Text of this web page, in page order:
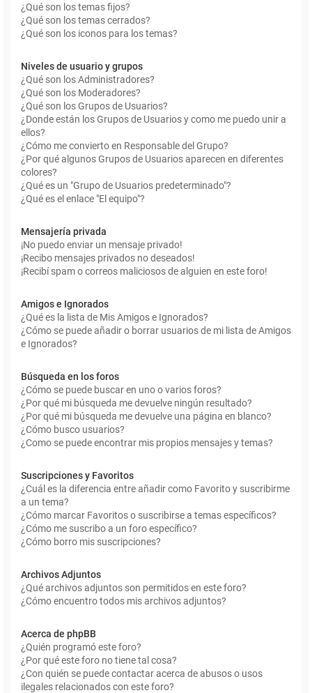
¿Qué son los temas fijos?
¿Qué son los temas cerrados?
¿Qué son los iconos para los temas?
Niveles de usuario y grupos
¿Qué son los Administradores?
¿Qué son los Moderadores?
¿Qué son los Grupos de Usuarios?
¿Donde están los Grupos de Usuarios y como me puedo unir a
ellos?
¿Cómo me convierto en Responsable del Grupo?
¿Por qué algunos Grupos de Usuarios aparecen en diferentes
colores?
¿Qué es un "Grupo de Usuarios predeterminado"?
¿Qué es el enlace "El equipo"?
Mensajería privada
¡No puedo enviar un mensaje privado!
¡Recibo mensajes privados no deseados!
¡Recibí spam o correos maliciosos de alguien en este foro!
Amigos e Ignorados
¿Qué es la lista de Mis Amigos e Ignorados?
¿Cómo se puede añadir o borrar usuarios de mi lista de Amigos
e Ignorados?
Búsqueda en los foros
¿Cómo se puede buscar en uno o varios foros?
¿Por qué mi búsqueda me devuelve ningún resultado?
¿Por qué mi búsqueda me devuelve una página en blanco?
¿Cómo busco usuarios?
¿Como se puede encontrar mis propios mensajes y temas?
Suscripciones y Favoritos
¿Cuál es la diferencia entre añadir como Favorito y suscribirme
a un tema?
¿Cómo marcar Favoritos o suscribirse a temas específicos?
¿Cómo me suscribo a un foro específico?
¿Cómo borro mis suscripciones?
Archivos Adjuntos
¿Qué archivos adjuntos son permitidos en este foro?
¿Cómo encuentro todos mis archivos adjuntos?
Acerca de phpBB
¿Quién programó este foro?
¿Por qué este foro no tiene tal cosa?
¿Con quién se puede contactar acerca de abusos o usos
ilegales relacionados con este foro?